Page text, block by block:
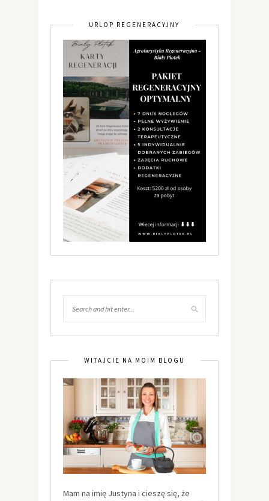
URLOP REGENERACYJNY
WITAJCIE NA MOIM BLOGU
Mam na imię Justyna i cieszę się, że